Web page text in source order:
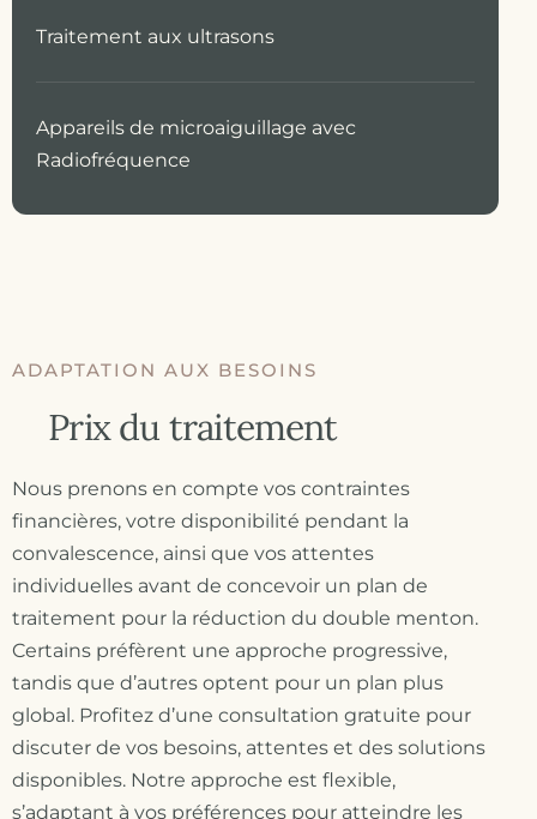
Traitement aux ultrasons
Appareils de microaiguillage avec
Radiofréquence
ADAPTATION AUX BESOINS
Prix du traitement
Nous prenons en compte vos contraintes
financières, votre disponibilité pendant la
convalescence, ainsi que vos attentes
individuelles avant de concevoir un plan de
traitement pour la réduction du double menton.
Certains préfèrent une approche progressive,
tandis que d’autres optent pour un plan plus
global. Profitez d’une consultation gratuite pour
discuter de vos besoins, attentes et des solutions
disponibles. Notre approche est flexible,
s’adaptant à vos préférences pour atteindre les